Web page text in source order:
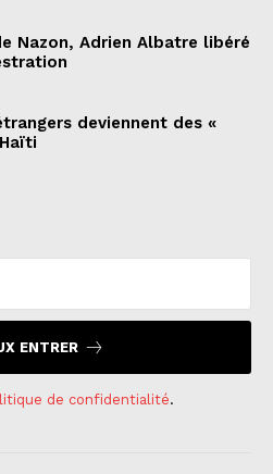
Nazon, Adrien Albatre libéré
deviennent des «
ENTRER
de confidentialité.